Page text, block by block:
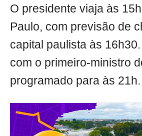
O presidente viaja às
Paulo, com previsão de
capital paulista às
com o primeiro-ministro
programado para às 21h.